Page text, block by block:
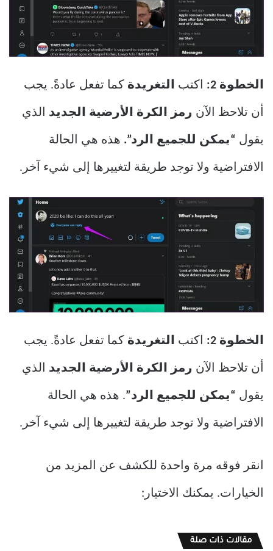
الخطوة 2: اكتب التغريدة كما تفعل عادةً. يجب
أن تلاحظ الآن رمز الكرة الأرضية الجديد الذي
يقول “يمكن للجميع الرد”. هذه هي الحالة
الافتراضية ولا توجد طريقة لتغييرها إلى شيء آخر.
الخطوة 2: اكتب التغريدة كما تفعل عادةً. يجب
أن تلاحظ الآن رمز الكرة الأرضية الجديد الذي
يقول “يمكن للجميع الرد”. هذه هي الحالة
الافتراضية ولا توجد طريقة لتغييرها إلى شيء آخر.
انقر فوقه مرة واحدة للكشف عن المزيد من
الخيارات. يمكنك الاختيار:
مقالات ذات صلة